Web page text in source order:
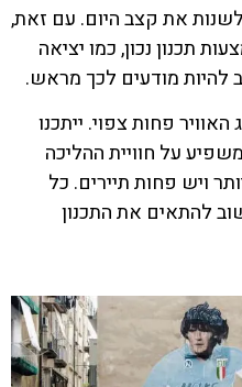
לשנות את קצב היום. עם זאת,
תכנון נכון, כמו יציאה
להיות מודעים לכך מראש.
פחות צפוי. ייתכנו
על חוויית ההליכה
ויש פחות תיירים. כל
להתאים את התכנון